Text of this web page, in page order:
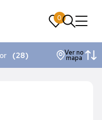
0
0
(28) Ver no
mapa